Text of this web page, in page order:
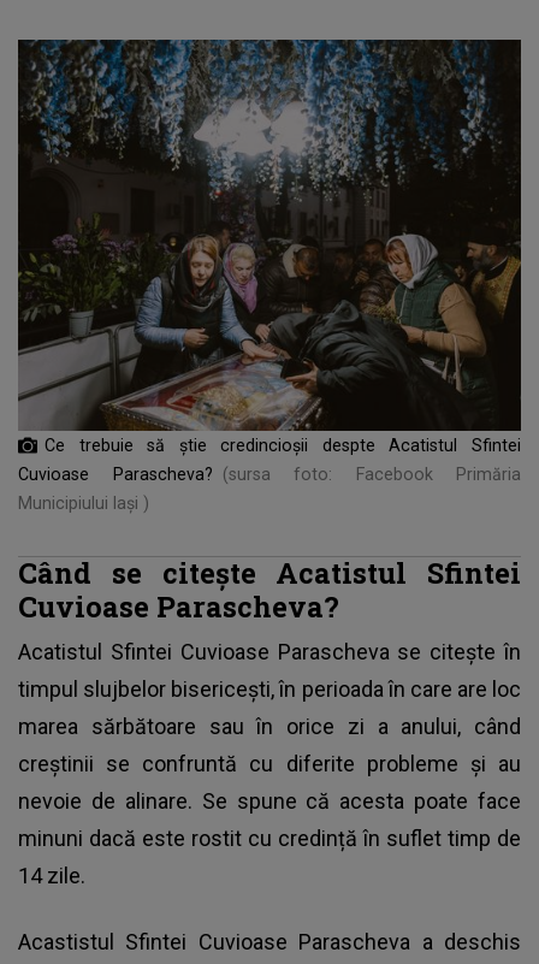
Ce trebuie să știe credincioșii despte Acatistul Sfintei
Cuvioase Parascheva?
(sursa foto: Facebook Primăria
Municipiului Iași )
Când se citește Acatistul Sfintei
Cuvioase Parascheva?
Acatistul Sfintei Cuvioase Parascheva se citește în
timpul slujbelor bisericești, în perioada în care are loc
marea sărbătoare sau în orice zi a anului, când
creștinii se confruntă cu diferite probleme și au
nevoie de alinare. Se spune că acesta poate face
minuni dacă este rostit cu credință în suflet timp de
14 zile.
Acastistul Sfintei Cuvioase Parascheva a deschis